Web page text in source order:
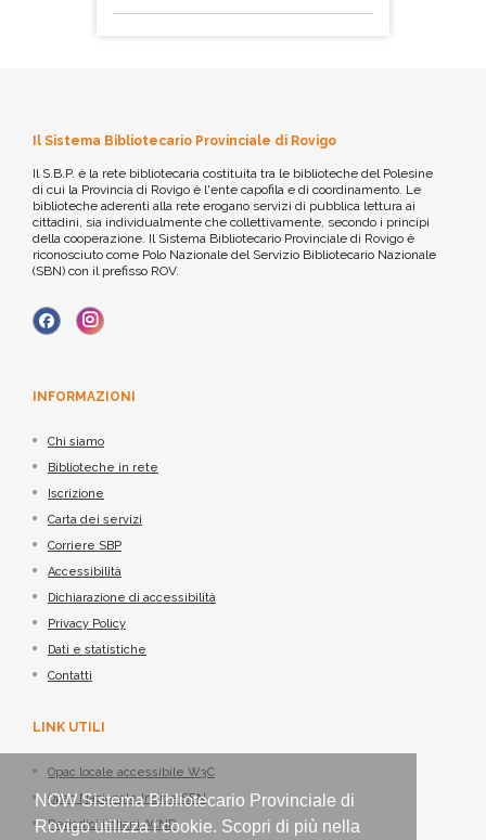
NOW Sistema Bibliotecario Provinciale di
Rovigo utilizza i cookie. Scopri di più nella
Il Sistema Bibliotecario Provinciale di Rovigo
Il S.B.P. è la rete bibliotecaria costituita tra le biblioteche del Polesine
di cui la Provincia di Rovigo è l'ente capofila e di coordinamento. Le
biblioteche aderenti alla rete erogano servizi di pubblica lettura ai
cittadini, sia individualmente che collettivamente, secondo i principi
della cooperazione. Il Sistema Bibliotecario Provinciale di Rovigo è
riconosciuto come Polo Nazionale del Servizio Bibliotecario Nazionale
(SBN) con il prefisso ROV.
INFORMAZIONI
Chi siamo
Biblioteche in rete
Iscrizione
Carta dei servizi
Corriere SBP
Accessibilità
Dichiarazione di accessibilità
Privacy Policy
Dati e statistiche
Contatti
LINK UTILI
Opac locale accessibile W3C
Opac Nazionale Indice SBN
Periodici italiani ACNP